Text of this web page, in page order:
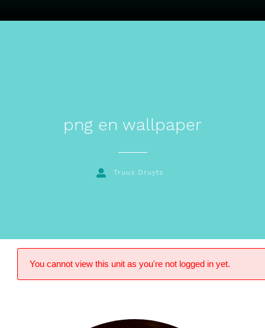
png en wallpaper
Truus Druyts
You cannot view this unit as you're not logged in yet.